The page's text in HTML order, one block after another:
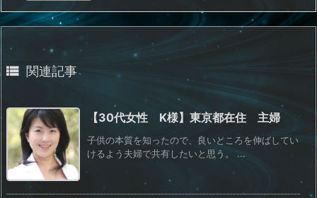
 関連記事
【30代女性 K様】東京都在住 主婦
子供の本質を知ったので、良いところを伸ばしてい
けるよう夫婦で共有したいと思う。 ...